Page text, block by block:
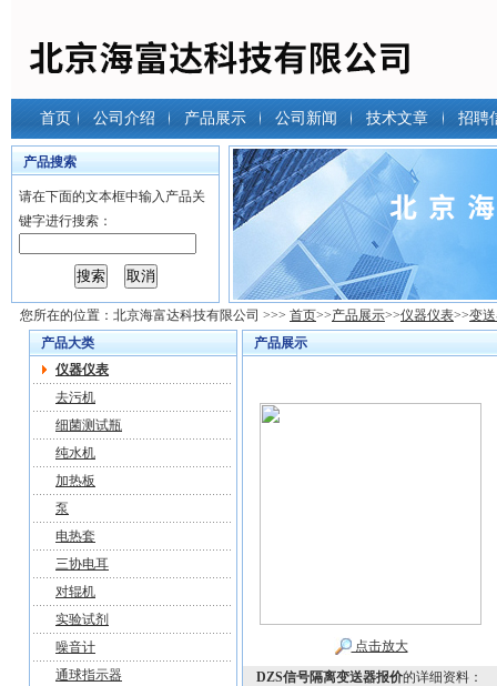
首页 公司介绍 产品展示 公司新闻 技术文章 招聘
产品搜索
请在下面的文本框中输入产品关
键字进行搜索：
您所在的位置： 北京海富达科技有限公司 >>> 首页>>产品展示>>仪器仪表>>变
产品大类
仪器仪表
去污机
细菌测试瓶
纯水机
加热板
泵
电热套
三协电耳
对辊机
实验试剂
噪音计
通球指示器
产品展示
点击放大
DZS信号隔离变送器报价的详细资料：